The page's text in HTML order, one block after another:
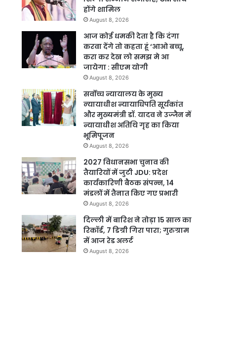
होंगे शामिल
August 8, 2026
आज कोई धमकी देता है कि दंगा
करवा देंगे तो कहता हूं ‘आओ बच्चू,
करा कर देख लो समझ मे आ
जायेगा : सीएम योगी
August 8, 2026
सर्वोच्च न्यायालय के मुख्‍य
न्‍यायाधीश न्यायाधिपति सूर्यकांत
और मुख्यमंत्री डॉ. यादव ने उज्जैन में
न्यायाधीश अतिथि गृह का किया
भूमिपूजन
August 8, 2026
2027 विधानसभा चुनाव की
तैयारियों में जुटी JDU: प्रदेश
कार्यकारिणी बैठक संपन्न, 14
मंडलों में तैनात किए गए प्रभारी
August 8, 2026
दिल्ली में बारिश ने तोड़ा 15 साल का
रिकॉर्ड, 7 डिग्री गिरा पारा; गुरुग्राम
में आज रेड अलर्ट
August 8, 2026